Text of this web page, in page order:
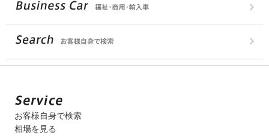
お客様自身で検索
相場を見る